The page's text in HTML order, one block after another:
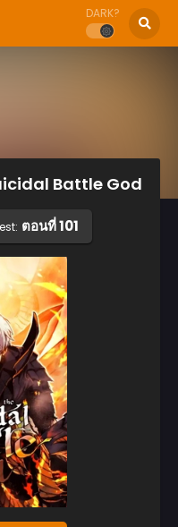
DARK?
Battle God
ตอนที่ 101